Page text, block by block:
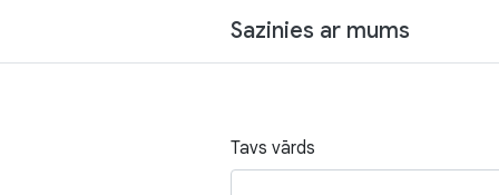
Sazinies ar mums
Tavs vārds